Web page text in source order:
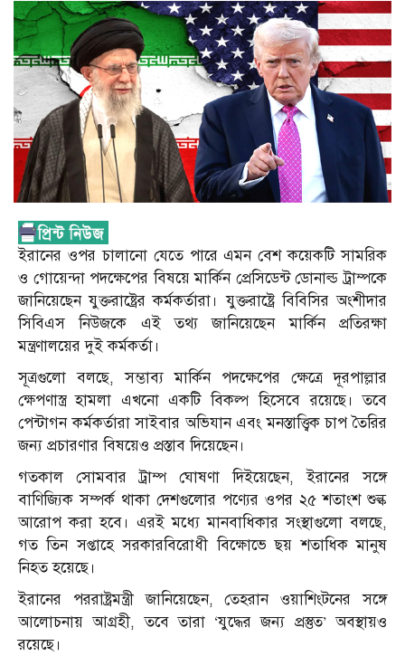
ইরানের ওপর চালানো যেতে পারে এমন বেশ কয়েকটি সামরিক
ও গোয়েন্দা পদক্ষেপের বিষয়ে মার্কিন প্রেসিডেন্ট ডোনাল্ড ট্রাম্পকে
জানিয়েছেন যুক্তরাষ্ট্রের কর্মকর্তারা। যুক্তরাষ্ট্রে বিবিসির অংশীদার
সিবিএস নিউজকে এই তথ্য জানিয়েছেন মার্কিন প্রতিরক্ষা
মন্ত্রণালয়ের দুই কর্মকর্তা।
সূত্রগুলো বলছে, সম্ভাব্য মার্কিন পদক্ষেপের ক্ষেত্রে দূরপাল্লার
ক্ষেপণাস্ত্র হামলা এখনো একটি বিকল্প হিসেবে রয়েছে। তবে
পেন্টাগন কর্মকর্তারা সাইবার অভিযান এবং মনস্তাত্ত্বিক চাপ তৈরির
জন্য প্রচারণার বিষয়েও প্রস্তাব দিয়েছেন।
গতকাল সোমবার ট্রাম্প ঘোষণা দিইয়েছেন, ইরানের সঙ্গে
বাণিজ্যিক সম্পর্ক থাকা দেশগুলোর পণ্যের ওপর ২৫ শতাংশ শুল্ক
আরোপ করা হবে। এরই মধ্যে মানবাধিকার সংস্থাগুলো বলছে,
গত তিন সপ্তাহে সরকারবিরোধী বিক্ষোভে ছয় শতাধিক মানুষ
নিহত হয়েছে।
ইরানের পররাষ্ট্রমন্ত্রী জানিয়েছেন, তেহরান ওয়াশিংটনের সঙ্গে
আলোচনায় আগ্রহী, তবে তারা ‘যুদ্ধের জন্য প্রস্তুত’ অবস্থায়ও
রয়েছে।